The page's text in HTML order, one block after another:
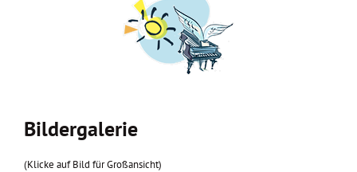
Bildergalerie
(Klicke auf Bild für Großansicht)